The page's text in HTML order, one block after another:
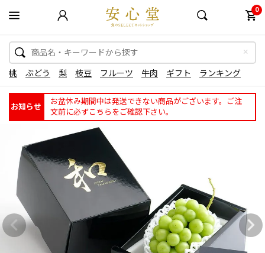
0
桃 ぶどう 梨 枝豆 フルーツ 牛肉 ギフト ランキング
お知らせ
お盆休み期間中は発送できない商品がございます。ご注
文前に必ずこちらをご確認下さい。